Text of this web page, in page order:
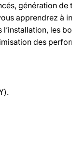
génération de
apprendrez à
l’installation, les
des
).